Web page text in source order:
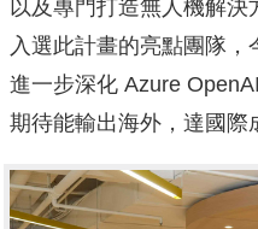
以及專門打造無人機解
入選此計畫的亮點團隊，
進一步深化 Azure
期待能輸出海外，達國際